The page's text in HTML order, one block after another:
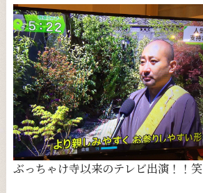
ぶっちゃけ寺以来のテレビ出演！！笑